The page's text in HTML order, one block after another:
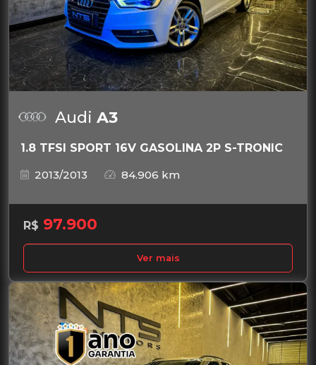
Audi A3
1.8 TFSI SPORT 16V GASOLINA 2P S-TRONIC
2013/2013
84.906 km
R$ 97.900
Ver mais